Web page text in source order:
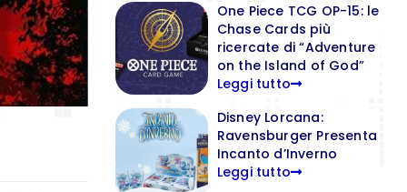
One Piece TCG OP-15: le
Chase Cards più
ricercate di “Adventure
on the Island of God”
Leggi tutto
Disney Lorcana:
Ravensburger Presenta
Incanto d’Inverno
Leggi tutto